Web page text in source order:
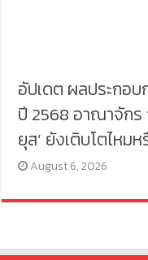
อัปเดต ผลประกอบ
ปี 2568 อาณาจักร
ยุส’ ยังเติบโตไหม
August 6, 2026